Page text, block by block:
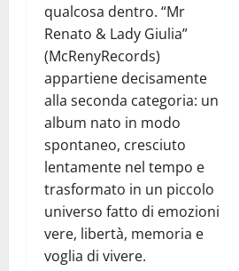
qualcosa dentro. “Mr
Renato & Lady Giulia”
(McRenyRecords)
appartiene decisamente
alla seconda categoria: un
album nato in modo
spontaneo, cresciuto
lentamente nel tempo e
trasformato in un piccolo
universo fatto di emozioni
vere, libertà, memoria e
voglia di vivere.